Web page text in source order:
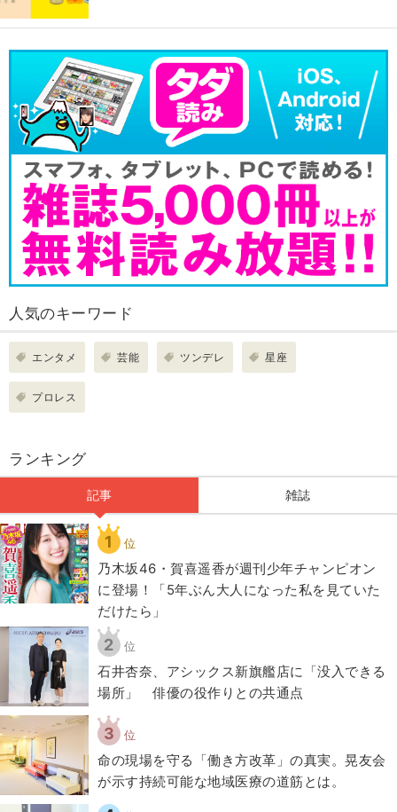
人気のキーワード
エンタメ 芸能 ツンデレ 星座
プロレス
ランキング
記事 雑誌
1 位
乃木坂46・賀喜遥香が週刊少年チャンピオン
に登場！「5年ぶん大人になった私を見ていた
だけたら」
2 位
石井杏奈、アシックス新旗艦店に「没入できる
場所」 俳優の役作りとの共通点
3 位
​命の現場を守る「働き方改革」の真実。晃友会
が示す持続可能な地域医療の道筋とは。